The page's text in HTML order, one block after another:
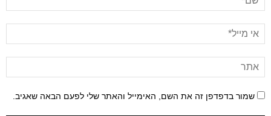
שמור בדפדפן זה את השם, האימייל והאתר שלי לפעם הבאה שאגיב.